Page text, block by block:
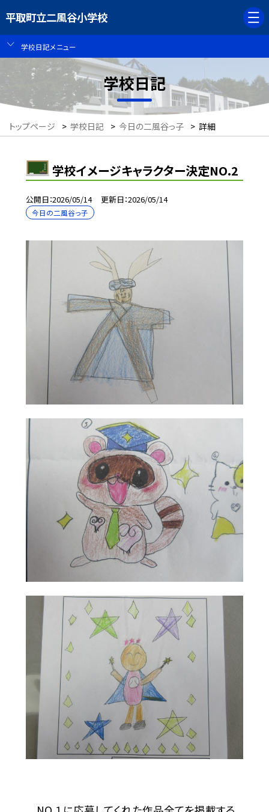
平取町立二風谷小学校
学校日記メニュー
学校日記
トップページ > 学校日記 > 今日の二風谷っ子 > 詳細
学校イメージキャラクター決定NO.2
公開日 2026/05/14 更新日 2026/05/14
今日の二風谷っ子